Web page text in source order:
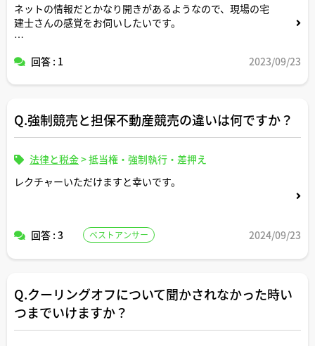
ネットの情報だとかなり開きがあるようなので、現場の宅
建士さんの感覚をお伺いしたいです。
回答 : 1 2023/09/23
Q.強制競売と担保不動産競売の違いは何ですか？
法律と税金>抵当権・強制執行・差押え
レクチャーいただけますと幸いです。
回答 : 3 ベストアンサー 2024/09/23
Q.クーリングオフについて聞かされなかった時い
つまでいけますか？